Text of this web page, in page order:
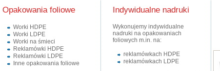
Największym przeciwnikiem opakowań foliowych są ekolodzy, którzy widzą w
Na szczęście już teraz dostępne są technologie umożliwiające produkcję w pełni
foliowych i nie tylko opakowań - również innych wyrobów z polimerów, które
Nasza oferta opakowań foliowych obejmuje:
Worki HDPE
Worki LDPE
Worki na śmieci
Opakowania foliowe
Worki HDPE
Worki LDPE
Worki na śmieci
Reklamówki HDPE
Reklamówki LDPE
Inne opakowania foliowe
Indywidualne nadruki
Wykonujemy indywidualne
nadruki na opakowaniach
foliowych m.in. na:
reklamówkach HDPE
reklamówkach LDPE